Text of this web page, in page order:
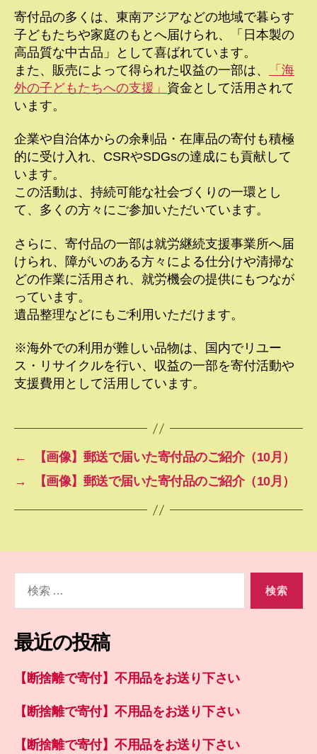
寄付品の多くは、東南アジアなどの地域で暮らす
子どもたちや家庭のもとへ届けられ、「日本製の
高品質な中古品」として喜ばれています。
また、販売によって得られた収益の一部は、
「海
外の子どもたちへの支援」 資金として活用されて
います。
企業や自治体からの余剰品・在庫品の寄付も積極
的に受け入れ、CSRやSDGsの達成にも貢献して
います。
この活動は、持続可能な社会づくりの一環とし
て、多くの方々にご参加いただいています。
さらに、寄付品の一部は就労継続支援事業所へ届
けられ、障がいのある方々による仕分けや清掃な
どの作業に活用され、就労機会の提供にもつなが
っています。
遺品整理などにもご利用いただけます。
※海外での利用が難しい品物は、国内でリユー
ス・リサイクルを行い、収益の一部を寄付活動や
支援費用として活用しています。
←
【画像】郵送で届いた寄付品のご紹介（10月）
→
【画像】郵送で届いた寄付品のご紹介（10月）
象:
最近の投稿
【断捨離で寄付】不用品をお送り下さい
【断捨離で寄付】不用品をお送り下さい
【断捨離で寄付】不用品をお送り下さい